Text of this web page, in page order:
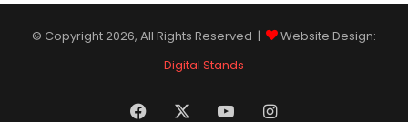
© Copyright 2026, All Rights Reserved |
Website Design:
Digital Stands
Facebook YouTubeInstagram